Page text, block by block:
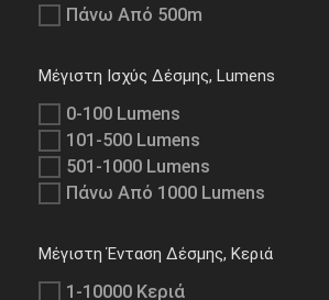
Πάνω Από 500m
Μέγιστη Ισχύς Δέσμης, Lumens
0-100 Lumens
101-500 Lumens
501-1000 Lumens
Πάνω Από 1000 Lumens
Μέγιστη Ένταση Δέσμης, Κεριά
1-10000 Κεριά